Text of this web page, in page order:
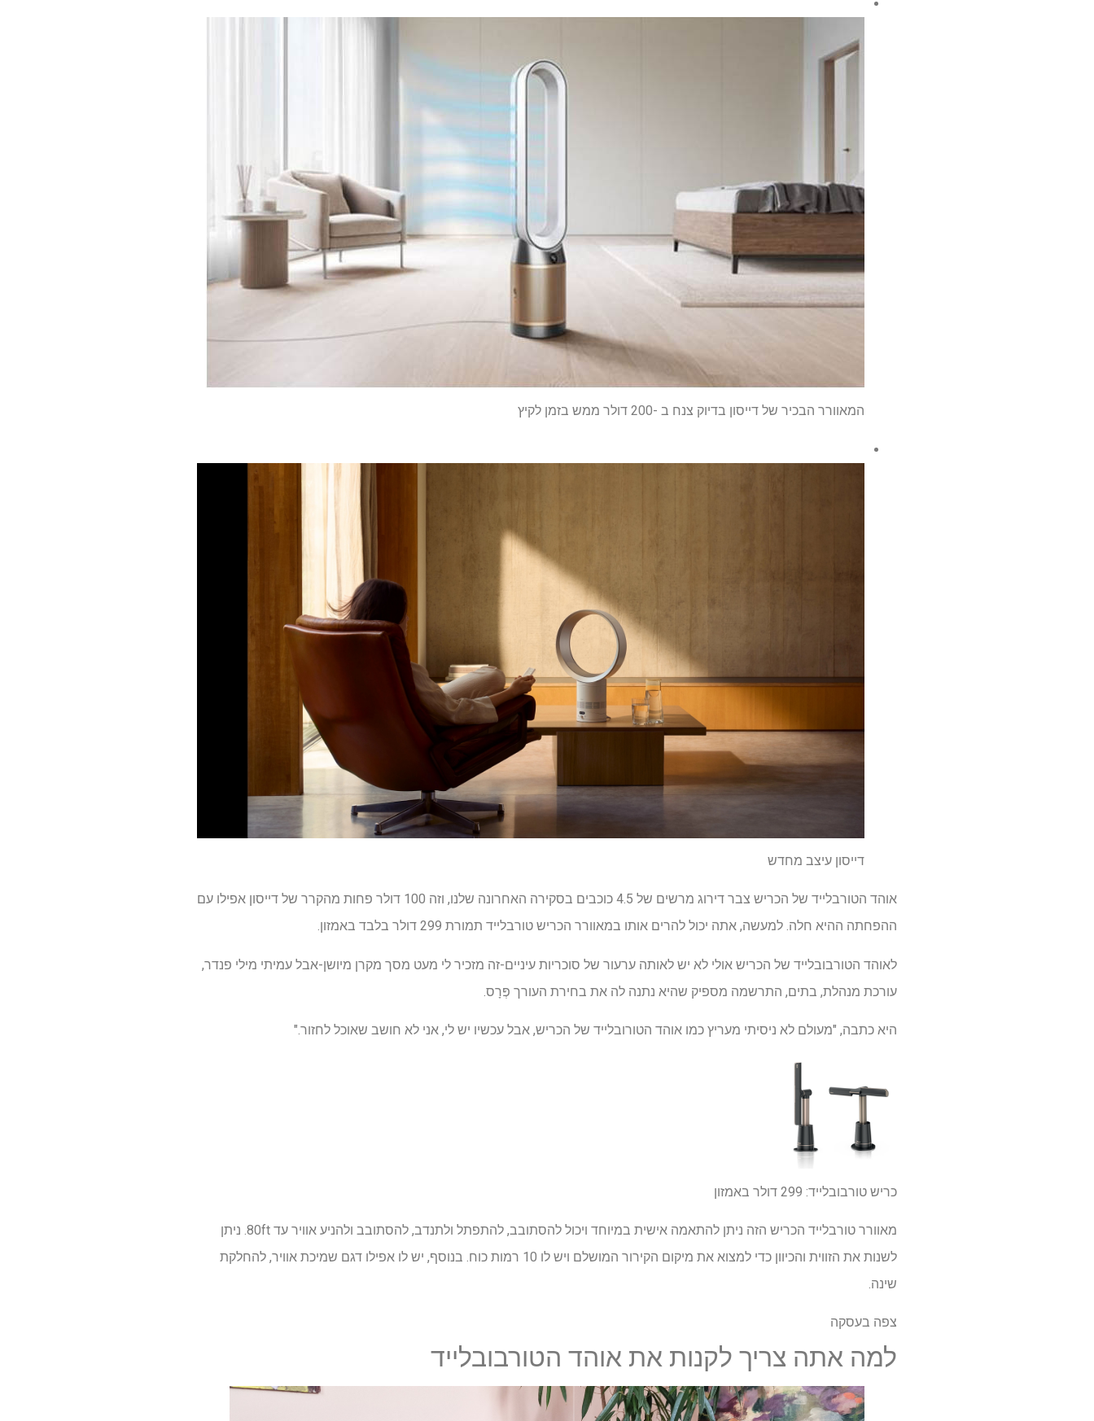
המאוורר הבכיר של דייסון בדיוק צנח ב -200 דולר ממש בזמן לקיץ
דייסון עיצב מחדש
אוהד הטורבלייד של הכריש צבר דירוג מרשים של 4.5 כוכבים בסקירה האחרונה שלנו, וזה 100 דולר פחות מהקרר של דייסון אפילו עם
ההפחתה ההיא חלה. למעשה, אתה יכול להרים אותו במאוורר הכריש טורבלייד תמורת 299 דולר בלבד באמזון.
לאוהד הטורבובלייד של הכריש אולי לא יש לאותה ערעור של סוכריות עיניים-זה מזכיר לי מעט מסך מקרן מיושן-אבל עמיתי מילי פנדר,
עורכת מנהלת, בתים, התרשמה מספיק שהיא נתנה לה את בחירת העורך פְּרָס.
היא כתבה, "מעולם לא ניסיתי מעריץ כמו אוהד הטורובלייד של הכריש, אבל עכשיו יש לי, אני לא חושב שאוכל לחזור."
כריש טורבובלייד: 299 דולר באמזון
מאוורר טורבלייד הכריש הזה ניתן להתאמה אישית במיוחד ויכול להסתובב, להתפתל ולתנדב, להסתובב ולהניע אוויר עד 80ft. ניתן
לשנות את הזווית והכיוון כדי למצוא את מיקום הקירור המושלם ויש לו 10 רמות כוח. בנוסף, יש לו אפילו דגם שמיכת אוויר, להחלקת
שינה.
צפה בעסקה
למה אתה צריך לקנות את אוהד הטורבובלייד